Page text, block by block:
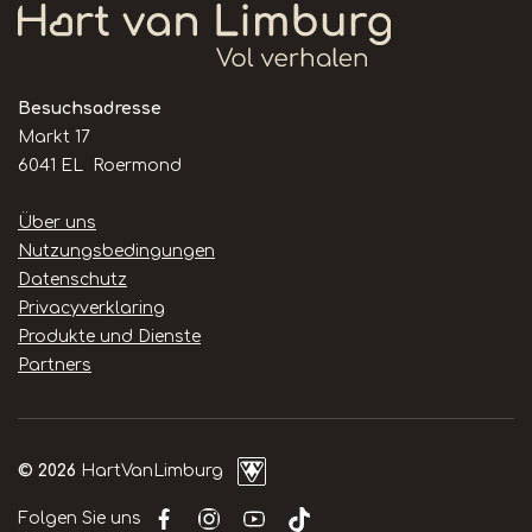
Besuchsadresse
Markt 17
6041 EL Roermond
Handige
links
Über uns
Nutzungsbedingungen
Datenschutz
Privacyverklaring
Produkte und Dienste
Partners
© 2026 HartVanLimburg
Folgen Sie uns